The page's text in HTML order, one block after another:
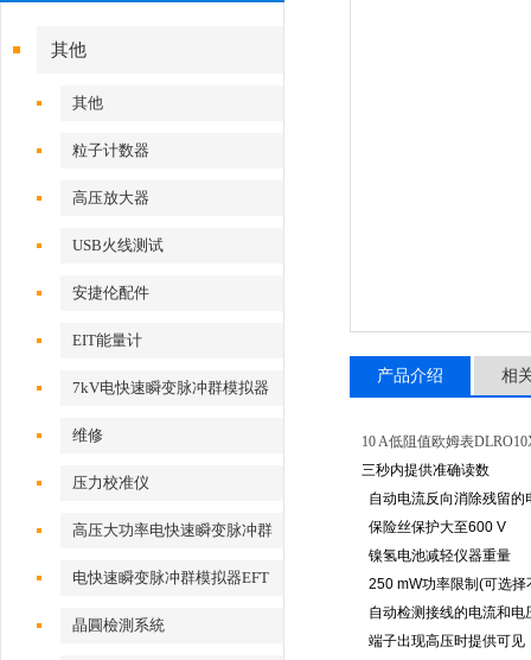
其他
其他
粒子计数器
高压放大器
USB火线测试
安捷伦配件
EIT能量计
7kV电快速瞬变脉冲群模拟器
维修
压力校准仪
高压大功率电快速瞬变脉冲群
测试系统
电快速瞬变脉冲群模拟器EFT
500x
晶圓檢測系統
产品介绍 相
10 A低阻值欧姆表
三秒内提供准确读数
自动电流反向消除残留的
保险丝保护大至600 V
镍氢电池减轻仪器重量
250 mW功率限制(可选
自动检测接线的电流和电
端子出现高压时提供可见